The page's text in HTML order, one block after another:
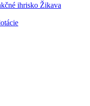
ihrisko Žikava